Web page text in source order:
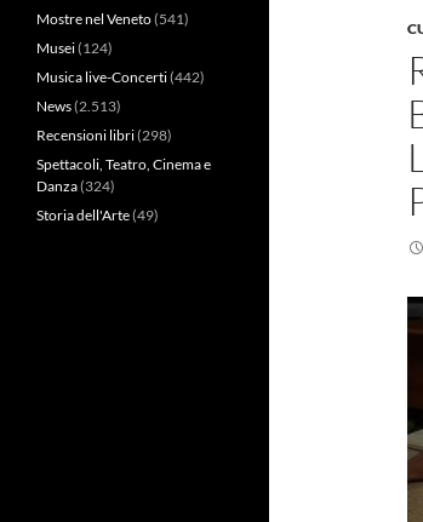
Mostre nel Veneto(541)
Musei(124)
Musica live-Concerti(442)
News(2.513)
Recensioni libri(298)
Spettacoli, Teatro, Cinema e
Danza(324)
Storia dell'Arte(49)